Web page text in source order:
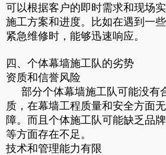
可以根据客户的即时需求和现场
施工方案和进度。比如在遇到一
紧急维修时，能够迅速响应。
四、个体幕墙施工队的劣势
资质和信誉风险
部分个体幕墙施工队可能没有
质，在幕墙工程质量和安全方面
障。而且个体施工队可能缺乏品
等方面存在不足。
技术和管理能力有限